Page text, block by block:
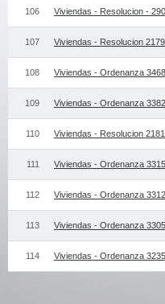
106 Viviendas - Resolucion -
107 Viviendas - Resolucion
108 Viviendas - Ordenanza
109 Viviendas - Ordenanza
110 Viviendas - Resolucion
111 Viviendas - Ordenanza
112 Viviendas - Ordenanza
113 Viviendas - Ordenanza
114 Viviendas - Ordenanza